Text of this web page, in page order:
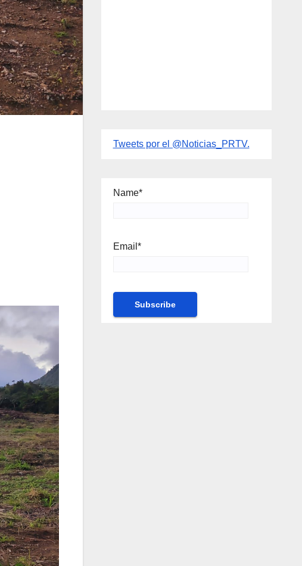
Tweets por el @Noticias_PRTV.
Name*
Email*